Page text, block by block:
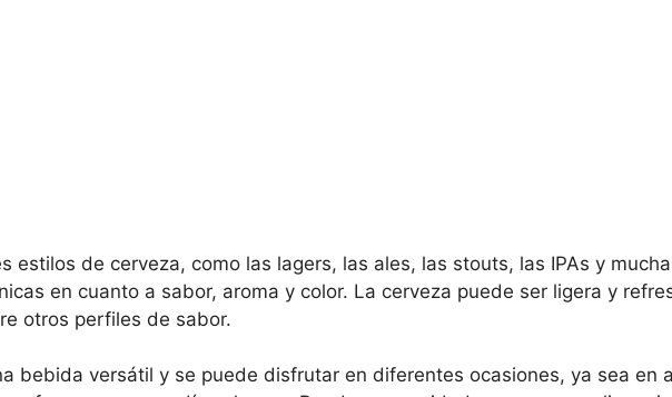
estilos de cerveza, como las lagers, las ales, las stouts, las IPAs y
en cuanto a sabor, aroma y color. La cerveza puede ser ligera y
otros perfiles de sabor.
bebida versátil y se puede disfrutar en diferentes ocasiones, ya sea en